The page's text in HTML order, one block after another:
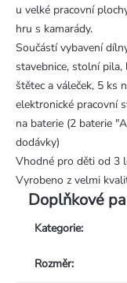
u velké pracovní
hru s kamarády.
Součástí vybavení
stavebnice, stolní
štětec a váleček, 5 ks
elektronické pracovní
na baterie (2 baterie
dodávky)
Vhodné pro děti od 3
Vyrobeno z velmi
Doplňkové
Kategorie:
Rozměr: